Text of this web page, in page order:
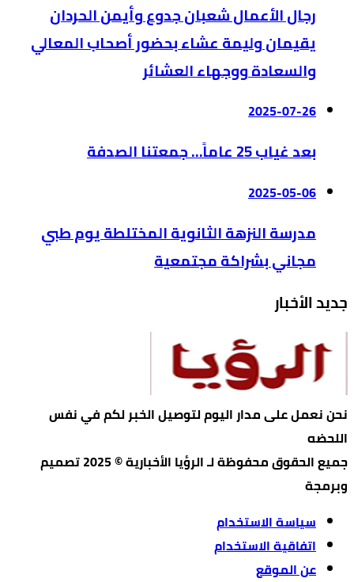
رجال الأعمال شعبان جدوع وأيمن الحردان
يقيمان وليمة عشاء بحضور أصحاب المعالي
والسعادة ووجهاء العشائر
2025-07-26
بعد غياب 25 عاماً… جمعتنا الصدفة
2025-05-06
مدرسة النزهة الثانوية المختلطة يوم طبي
مجاني بشراكة مجتمعية
جديد الأخبار
نحن نعمل على مدار اليوم لتوصيل الخبر لكم في نفس
اللحضه
جميع الحقوق محفوظة لـ الرؤيا الأخبارية © 2025 تصميم
وبرمجة
سياسة الاستخدام
اتفاقية الاستخدام
عن الموقع